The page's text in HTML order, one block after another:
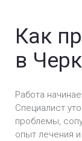
Лечение
Черкассах
Как
в
Работа
Специалист
проблемы,
опыт лечения